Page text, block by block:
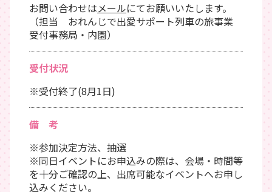
お問い合わせはメールにてお願いいたします。
（担当 おれんじで出愛サポート列車の旅事業
受付事務局・内園）
受付状況
※受付終了(8月1日)
備 考
※参加決定方法、抽選
※同日イベントにお申込みの際は、会場・時間等
を十分ご確認の上、出席可能なイベントへお申し
込みください。